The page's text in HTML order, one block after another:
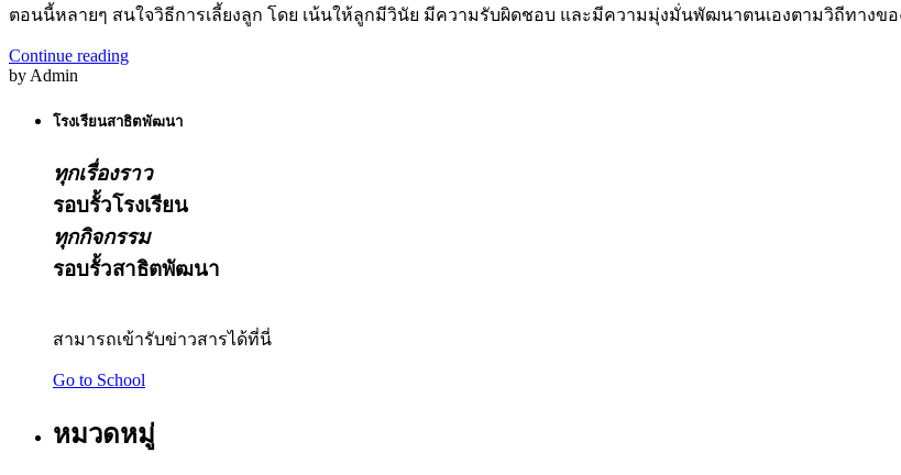
ตอนนี้หลายๆ สนใจวิธีการเลี้ยงลูก โดย เน้นให้ลูกมีวินัย มีความรับผิดชอบ และมีความมุ่งมั่นพัฒนาตนเองตามวิถีทาง
Continue reading
by Admin
โรงเรียนสาธิตพัฒนา
ทุกเรื่องราว
รอบรั้วโรงเรียน
ทุกกิจกรรม
รอบรั้วสาธิตพัฒนา
สามารถเข้ารับข่าวสารได้ที่นี่
Go to School
หมวดหมู่